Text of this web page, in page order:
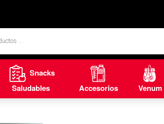
Snacks
Saludables
Accesorios Venum